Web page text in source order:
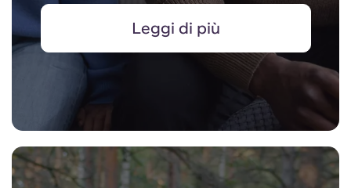
Leggi di più